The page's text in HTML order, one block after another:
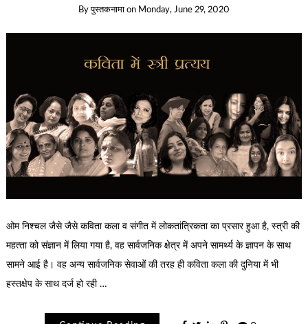
Byपुस्तकनामा on Monday, June 29, 2020
ओम निश्‍चल जैसे जैसे कविता कला व संगीत में लोकतांत्रिकता का प्रसार हुआ है, स्‍त्री की
महत्‍ता को संज्ञान में लिया गया है, वह सार्वजनिक क्षेत्र में अपने सामर्थ्‍य के ज्ञापन के साथ
सामने आई है। वह अन्‍य सार्वजनिक सेवाओं की तरह ही कविता कला की दुनिया में भी
हस्‍तक्षेप के साथ दर्ज हो रही …